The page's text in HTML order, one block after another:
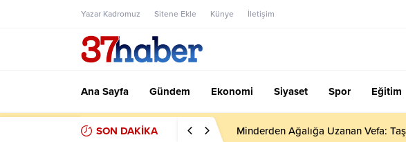
Yazar Kadromuz Sitene Ekle Künye İletişim
Ana Sayfa Gündem Ekonomi Siyaset Spor Eğitim
SON DAKİKA Minderden Ağalığa Uzanan Vefa: